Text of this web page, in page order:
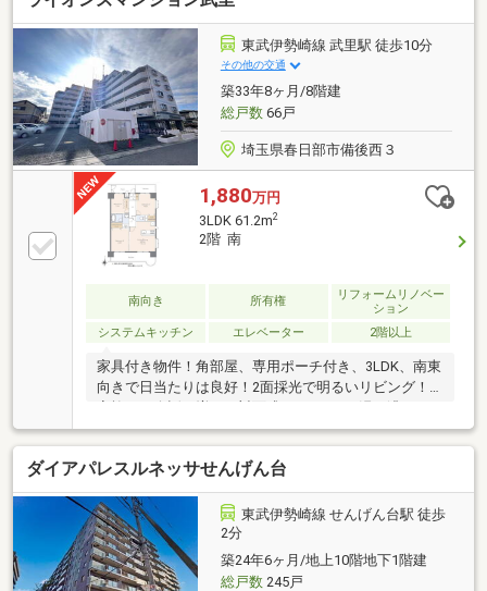
東武伊勢崎線 武里駅 徒歩10分
その他の交通
築33年8ヶ月/8階建
総戸数66戸
埼玉県春日部市備後西３
1,880万円
3LDK 61.2m2
2階 南
南向き 所有権
リフォームリノベー
ション
システムキッチン
エレベーター 2階以上
家具付き物件！角部屋、専用ポーチ付き、3LDK、南東
向きで日当たりは良好！2面採光で明るいリビング！
家族との会話が増える対面式キッチン♪お湯を沸かし
直せる追い焚き機能付きです(*^^*)春日部市立備後小学
校徒歩3分(180ｍ)お子様の通学は安心です！・専用ポ
ーチ面積：5.32平米・駐車場：8000円/月額 空き状況
都度要確認・駐輪場：年額無償～1200円※シール代200
円/枚 空き状況都度要確認・バイク置場：無・ペット
飼育：不可・キッチン、トイレ等リフォーム(2022年
12月完了済)・家具付き物件：ダイニングセット4人
用・ソファー・ラグローテーブル・TVボード
ダイアパレスルネッサせんげん台
東武伊勢崎線 せんげん台駅 徒歩
2分
築24年6ヶ月/地上10階地下1階建
総戸数245戸